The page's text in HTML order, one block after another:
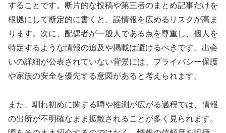
することです。断片的な投稿や第三者のまとめ記事だけを
根拠にして断定的に書くと、誤情報を広めるリスクが高ま
ります。次に、配偶者が一般人である点を尊重し、個人を
特定するような情報の追及や掲載は避けるべきです。出会
いの詳細が公表されていない背景には、プライバシー保護
や家族の安全を優先する意図があると考えられます。
また、馴れ初めに関する噂や推測が広がる過程では、情報
の出所が不明確なまま拡散されることが多く見られます。